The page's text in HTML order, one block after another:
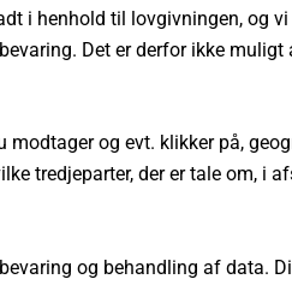
i henhold til lovgivningen, og
Det er derfor ikke
og evt. klikker på,
tredjeparter, der er tale om, i
og behandling af data.